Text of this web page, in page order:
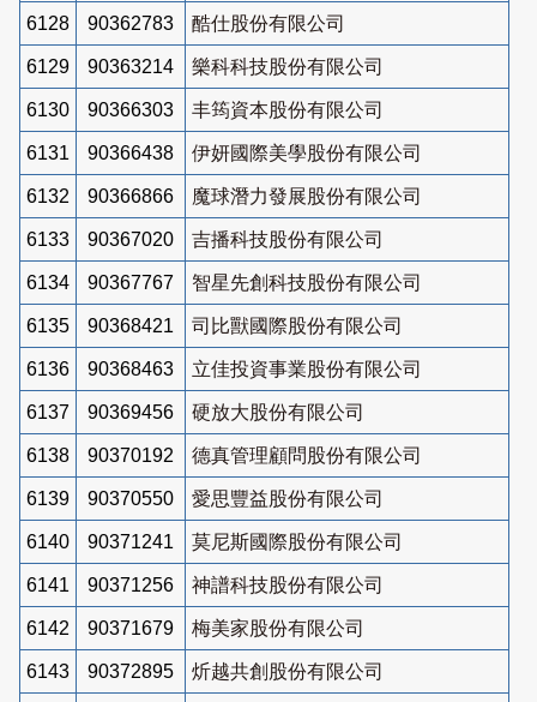
6128 90362783 酷仕股份有限公司
6129 90363214 樂科科技股份有限公司
6130 90366303 丰筠資本股份有限公司
6131 90366438 伊妍國際美學股份有限公司
6132 90366866 魔球潛力發展股份有限公司
6133 90367020 吉播科技股份有限公司
6134 90367767 智星先創科技股份有限公司
6135 90368421 司比獸國際股份有限公司
6136 90368463 立佳投資事業股份有限公司
6137 90369456 硬放大股份有限公司
6138 90370192 德真管理顧問股份有限公司
6139 90370550 愛思豐益股份有限公司
6140 90371241 莫尼斯國際股份有限公司
6141 90371256 神譜科技股份有限公司
6142 90371679 梅美家股份有限公司
6143 90372895 炘越共創股份有限公司